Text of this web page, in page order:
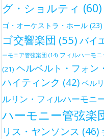
グ・ショルティ (60)
ゴ・オーケストラ・ホール (23)
ゴ交響楽団 (55) バイ
ーモニア管弦楽団 (14) フィルハーモ
(21) ヘルベルト・フォン
ハイティンク (42) ベル
ルリン・フィルハーモニ
ハーモニー管弦楽
リス・ヤンソンス (46)